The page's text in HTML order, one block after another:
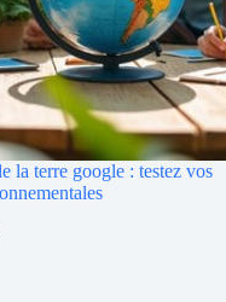
la terre google : testez vos